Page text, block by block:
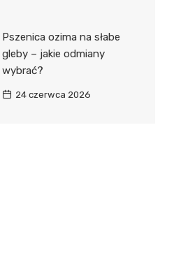
Pszenica ozima na słabe
gleby – jakie odmiany
wybrać?
24 czerwca 2026